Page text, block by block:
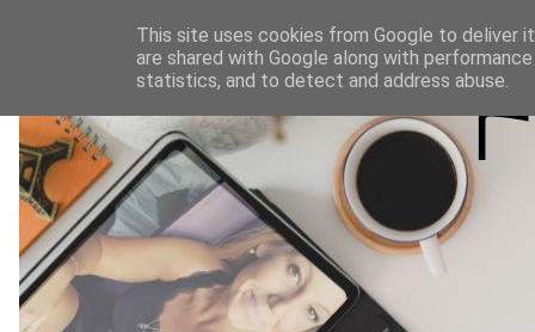
This site uses cookies from Google to deliver
are shared with Google along with
statistics, and to detect and address abuse.